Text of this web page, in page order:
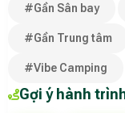
#Gần Sân bay
#Gần Trung tâm
#Vibe Camping
Gợi ý hành